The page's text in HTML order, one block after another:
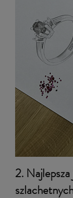
2. Najlepsza